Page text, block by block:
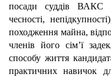
посади суддів ВАКС
чесності,
походження майна,
членів його сім’ї
способу життя
практичних навичок